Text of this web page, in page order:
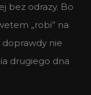
bez odrazy. Bo
„robi” na
doprawdy nie
drugiego dna